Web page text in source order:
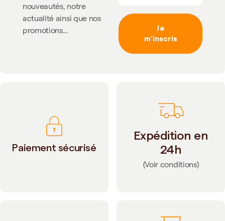
nouveautés, notre
actualité ainsi que nos
promotions...
Je
m'inscris
Paiement sécurisé
Expédition en
24h
(Voir conditions)